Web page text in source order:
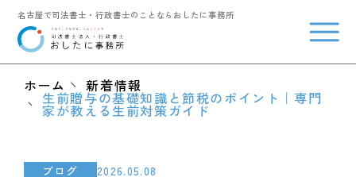
名古屋で司法書士・行政書士のことならおしたに事務所
メ
ホーム 新着情報
生前贈与の基礎知識と節税のポイント｜専門
家が教える生前対策ガイド
ブログ 2026.05.08